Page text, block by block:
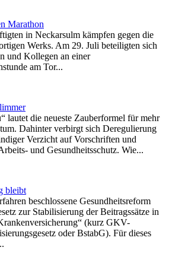
Marathon
in Neckarsulm kämpfen gegen die
Werks. Am 29. Juli beteiligten sich
und Kollegen an einer
am Tor...
lautet die neueste Zauberformel für mehr
Dahinter verbirgt sich Deregulierung
Verzicht auf Vorschriften und
und Gesundheitsschutz. Wie...
bleibt
beschlossene Gesundheitsreform
zur Stabilisierung der Beitragssätze in
(kurz GKV-
oder BstabG). Für dieses